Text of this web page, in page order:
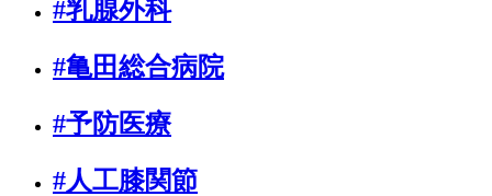
#乳腺外科
#亀田総合病院
#予防医療
#人工膝関節